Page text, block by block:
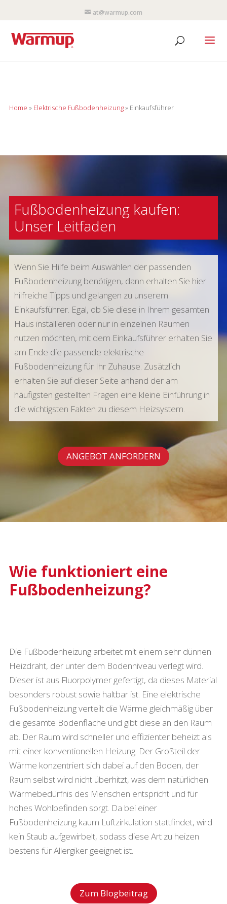
at@warmup.com
Home » Elektrische Fußbodenheizung» Einkaufsführer
Fußbodenheizung kaufen:
Unser Leitfaden
Wenn Sie Hilfe beim Auswählen der passenden
Fußbodenheizung benötigen, dann erhalten Sie hier
hilfreiche Tipps und gelangen zu unserem
Einkaufsführer. Egal, ob Sie diese in Ihrem gesamten
Haus installieren oder nur in einzelnen Räumen
nutzen möchten, mit dem Einkaufsführer erhalten Sie
am Ende die passende elektrische
Fußbodenheizung für Ihr Zuhause. Zusätzlich
erhalten Sie auf dieser Seite anhand der am
häufigsten gestellten Fragen eine kleine Einführung in
die wichtigsten Fakten zu diesem Heizsystem.
ANGEBOT ANFORDERN
Wie funktioniert eine
Fußbodenheizung?
Die Fußbodenheizung arbeitet mit einem sehr dünnen
Heizdraht, der unter dem Bodenniveau verlegt wird.
Dieser ist aus Fluorpolymer gefertigt, da dieses Material
besonders robust sowie haltbar ist. Eine elektrische
Fußbodenheizung verteilt die Wärme gleichmäßig über
die gesamte Bodenfläche und gibt diese an den Raum
ab. Der Raum wird schneller und effizienter beheizt als
mit einer konventionellen Heizung. Der Großteil der
Wärme konzentriert sich dabei auf den Boden, der
Raum selbst wird nicht überhitzt, was dem natürlichen
Wärmebedürfnis des Menschen entspricht und für
hohes Wohlbefinden sorgt. Da bei einer
Fußbodenheizung kaum Luftzirkulation stattfindet, wird
kein Staub aufgewirbelt, sodass diese Art zu heizen
bestens für Allergiker geeignet ist.
Zum Blogbeitrag